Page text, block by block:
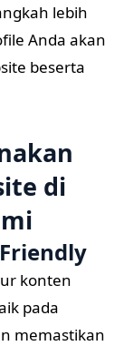
lebih
Anda akan
beserta
di
konten
pada
memastikan